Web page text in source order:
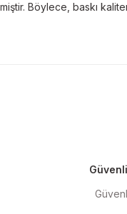
Böylece, baskı
için muadil kartuş